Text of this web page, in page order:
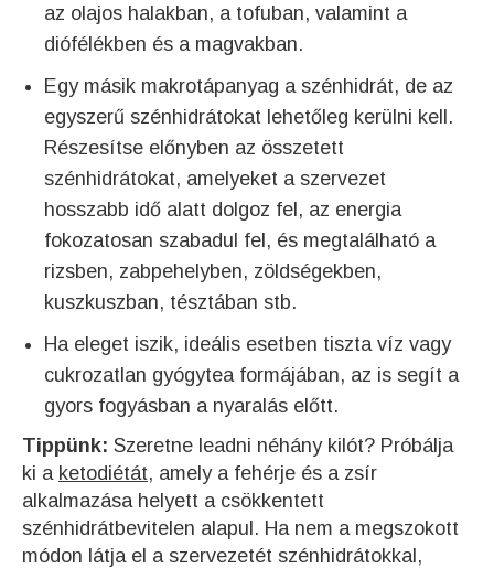
az olajos halakban, a tofuban, valamint a
diófélékben és a magvakban.
Egy másik makrotápanyag a szénhidrát, de az
egyszerű szénhidrátokat lehetőleg kerülni kell.
Részesítse előnyben az összetett
szénhidrátokat, amelyeket a szervezet
hosszabb idő alatt dolgoz fel, az energia
fokozatosan szabadul fel, és megtalálható a
rizsben, zabpehelyben, zöldségekben,
kuszkuszban, tésztában stb.
Ha eleget iszik, ideális esetben tiszta víz vagy
cukrozatlan gyógytea formájában, az is segít a
gyors fogyásban a nyaralás előtt.
Tippünk: Szeretne leadni néhány kilót? Próbálja
ki a ketodiétát, amely a fehérje és a zsír
alkalmazása helyett a csökkentett
szénhidrátbevitelen alapul. Ha nem a megszokott
módon látja el a szervezetét szénhidrátokkal,